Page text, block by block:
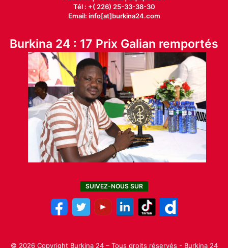
Tél : +( 226) 25-33-38-30
Email: info[at]burkina24.com
Burkina 24 : 17 Prix Galian remportés
SUIVEZ-NOUS SUR
© 2026 Copyright Burkina 24 – Tous droits réservés - Burkina 24